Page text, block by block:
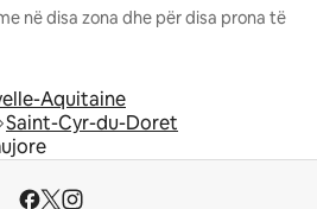
në disa zona dhe për disa prona të
Aquitaine
Saint-Cyr-du-Doret